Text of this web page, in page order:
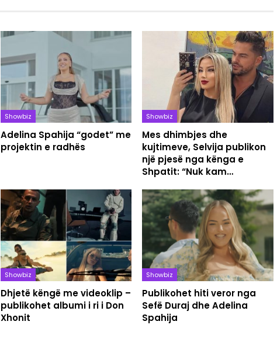
Showbiz
Adelina Spahija “godet” me
projektin e radhës
Showbiz
Mes dhimbjes dhe
kujtimeve, Selvija publikon
një pjesë nga kënga e
Shpatit: “Nuk kam…
Showbiz
Dhjetë këngë me videoklip –
publikohet albumi i ri i Don
Xhonit
Showbiz
Publikohet hiti veror nga
Sefë Duraj dhe Adelina
Spahija